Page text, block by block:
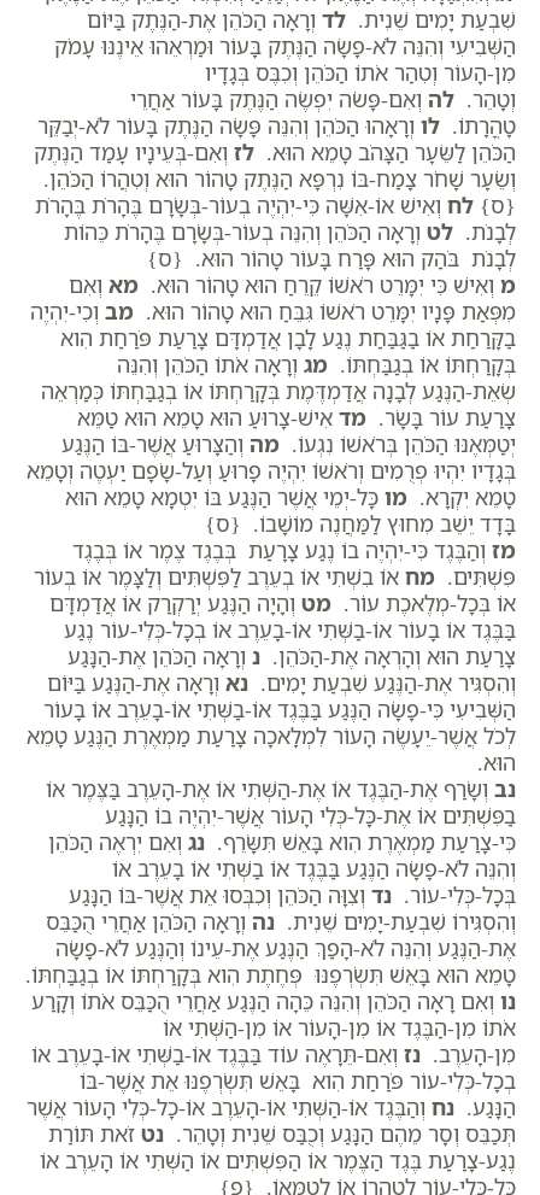
שִׁבְעַת יָמִים שֵׁנִית. לד וְרָאָה הַכֹּהֵן אֶת-הַנֶּתֶק בַּיּוֹם
הַשְּׁבִיעִי וְהִנֵּה לֹא-פָשָׂה הַנֶּתֶק בָּעוֹר וּמַרְאֵהוּ אֵינֶנּוּ עָמֹק
מִן-הָעוֹר וְטִהַר אֹתוֹ הַכֹּהֵן וְכִבֶּס בְּגָדָיו
וְטָהֵר. לה וְאִם-פָּשֹׂה יִפְשֶׂה הַנֶּתֶק בָּעוֹר אַחֲרֵי
טָהֳרָתוֹ. לו וְרָאָהוּ הַכֹּהֵן וְהִנֵּה פָּשָׂה הַנֶּתֶק בָּעוֹר לֹא-יְבַקֵּר
הַכֹּהֵן לַשֵּׂעָר הַצָּהֹב טָמֵא הוּא. לז וְאִם-בְּעֵינָיו עָמַד הַנֶּתֶק
וְשֵׂעָר שָׁחֹר צָמַח-בּוֹ נִרְפָּא הַנֶּתֶק טָהוֹר הוּא וְטִהֲרוֹ הַכֹּהֵן.
{ס} לח וְאִישׁ אוֹ-אִשָּׁה כִּי-יִהְיֶה בְעוֹר-בְּשָׂרָם בֶּהָרֹת בֶּהָרֹת
לְבָנֹת. לט וְרָאָה הַכֹּהֵן וְהִנֵּה בְעוֹר-בְּשָׂרָם בֶּהָרֹת כֵּהוֹת
לְבָנֹת בֹּהַק הוּא פָּרַח בָּעוֹר טָהוֹר הוּא. {ס}
מ וְאִישׁ כִּי יִמָּרֵט רֹאשׁוֹ קֵרֵחַ הוּא טָהוֹר הוּא. מא וְאִם
מִפְּאַת פָּנָיו יִמָּרֵט רֹאשׁוֹ גִּבֵּחַ הוּא טָהוֹר הוּא. מב וְכִי-יִהְיֶה
בַקָּרַחַת אוֹ בַגַּבַּחַת נֶגַע לָבָן אֲדַמְדָּם צָרַעַת פֹּרַחַת הִוא
בְּקָרַחְתּוֹ אוֹ בְגַבַּחְתּוֹ. מג וְרָאָה אֹתוֹ הַכֹּהֵן וְהִנֵּה
שְׂאֵת-הַנֶּגַע לְבָנָה אֲדַמְדֶּמֶת בְּקָרַחְתּוֹ אוֹ בְגַבַּחְתּוֹ כְּמַרְאֵה
צָרַעַת עוֹר בָּשָׂר. מד אִישׁ-צָרוּעַ הוּא טָמֵא הוּא טַמֵּא
יְטַמְּאֶנּוּ הַכֹּהֵן בְּרֹאשׁוֹ נִגְעוֹ. מה וְהַצָּרוּעַ אֲשֶׁר-בּוֹ הַנֶּגַע
בְּגָדָיו יִהְיוּ פְרֻמִים וְרֹאשׁוֹ יִהְיֶה פָרוּעַ וְעַל-שָׂפָם יַעְטֶה וְטָמֵא
טָמֵא יִקְרָא. מו כָּל-יְמֵי אֲשֶׁר הַנֶּגַע בּוֹ יִטְמָא טָמֵא הוּא
בָּדָד יֵשֵׁב מִחוּץ לַמַּחֲנֶה מוֹשָׁבוֹ. {ס}
מז וְהַבֶּגֶד כִּי-יִהְיֶה בוֹ נֶגַע צָרָעַת בְּבֶגֶד צֶמֶר אוֹ בְּבֶגֶד
פִּשְׁתִּים. מח אוֹ בִשְׁתִי אוֹ בְעֵרֶב לַפִּשְׁתִּים וְלַצָּמֶר אוֹ בְעוֹר
אוֹ בְּכָל-מְלֶאכֶת עוֹר. מט וְהָיָה הַנֶּגַע יְרַקְרַק אוֹ אֲדַמְדָּם
בַּבֶּגֶד אוֹ בָעוֹר אוֹ-בַשְּׁתִי אוֹ-בָעֵרֶב אוֹ בְכָל-כְּלִי-עוֹר נֶגַע
צָרַעַת הוּא וְהָרְאָה אֶת-הַכֹּהֵן. נ וְרָאָה הַכֹּהֵן אֶת-הַנָּגַע
וְהִסְגִּיר אֶת-הַנֶּגַע שִׁבְעַת יָמִים. נא וְרָאָה אֶת-הַנֶּגַע בַּיּוֹם
הַשְּׁבִיעִי כִּי-פָשָׂה הַנֶּגַע בַּבֶּגֶד אוֹ-בַשְּׁתִי אוֹ-בָעֵרֶב אוֹ בָעוֹר
לְכֹל אֲשֶׁר-יֵעָשֶׂה הָעוֹר לִמְלָאכָה צָרַעַת מַמְאֶרֶת הַנֶּגַע טָמֵא
הוּא.
נב וְשָׂרַף אֶת-הַבֶּגֶד אוֹ אֶת-הַשְּׁתִי אוֹ אֶת-הָעֵרֶב בַּצֶּמֶר אוֹ
בַפִּשְׁתִּים אוֹ אֶת-כָּל-כְּלִי הָעוֹר אֲשֶׁר-יִהְיֶה בוֹ הַנָּגַע
כִּי-צָרַעַת מַמְאֶרֶת הִוא בָּאֵשׁ תִּשָּׂרֵף. נג וְאִם יִרְאֶה הַכֹּהֵן
וְהִנֵּה לֹא-פָשָׂה הַנֶּגַע בַּבֶּגֶד אוֹ בַשְּׁתִי אוֹ בָעֵרֶב אוֹ
בְּכָל-כְּלִי-עוֹר. נד וְצִוָּה הַכֹּהֵן וְכִבְּסוּ אֵת אֲשֶׁר-בּוֹ הַנָּגַע
וְהִסְגִּירוֹ שִׁבְעַת-יָמִים שֵׁנִית. נה וְרָאָה הַכֹּהֵן אַחֲרֵי הֻכַּבֵּס
אֶת-הַנֶּגַע וְהִנֵּה לֹא-הָפַךְ הַנֶּגַע אֶת-עֵינוֹ וְהַנֶּגַע לֹא-פָשָׂה
טָמֵא הוּא בָּאֵשׁ תִּשְׂרְפֶנּוּ פְּחֶתֶת הִוא בְּקָרַחְתּוֹ אוֹ בְגַבַּחְתּוֹ.
נו וְאִם רָאָה הַכֹּהֵן וְהִנֵּה כֵּהָה הַנֶּגַע אַחֲרֵי הֻכַּבֵּס אֹתוֹ וְקָרַע
אֹתוֹ מִן-הַבֶּגֶד אוֹ מִן-הָעוֹר אוֹ מִן-הַשְּׁתִי אוֹ
מִן-הָעֵרֶב. נז וְאִם-תֵּרָאֶה עוֹד בַּבֶּגֶד אוֹ-בַשְּׁתִי אוֹ-בָעֵרֶב אוֹ
בְכָל-כְּלִי-עוֹר פֹּרַחַת הִוא בָּאֵשׁ תִּשְׂרְפֶנּוּ אֵת אֲשֶׁר-בּוֹ
הַנָּגַע. נח וְהַבֶּגֶד אוֹ-הַשְּׁתִי אוֹ-הָעֵרֶב אוֹ-כָל-כְּלִי הָעוֹר אֲשֶׁר
תְּכַבֵּס וְסָר מֵהֶם הַנָּגַע וְכֻבַּס שֵׁנִית וְטָהֵר. נט זֹאת תּוֹרַת
נֶגַע-צָרַעַת בֶּגֶד הַצֶּמֶר אוֹ הַפִּשְׁתִּים אוֹ הַשְּׁתִי אוֹ הָעֵרֶב אוֹ
כָּל-כְּלִי-עוֹר לְטַהֲרוֹ אוֹ לְטַמְּאוֹ. {פ}